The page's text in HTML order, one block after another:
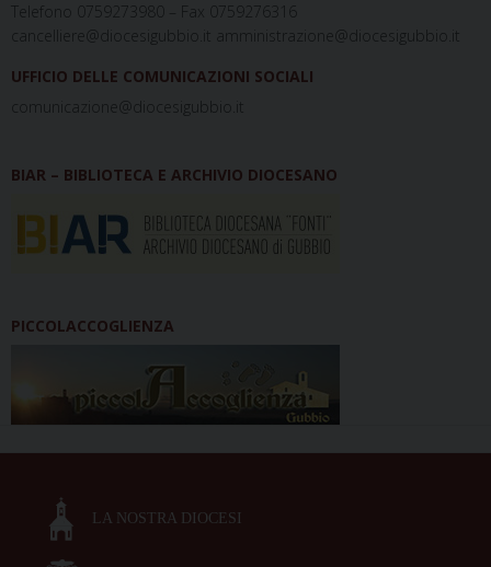
Telefono 0759273980 – Fax 0759276316
cancelliere@diocesigubbio.it amministrazione@diocesigubbio.it
UFFICIO DELLE COMUNICAZIONI SOCIALI
comunicazione@diocesigubbio.it
BIAR – BIBLIOTECA E ARCHIVIO DIOCESANO
PICCOLACCOGLIENZA
LA NOSTRA DIOCESI